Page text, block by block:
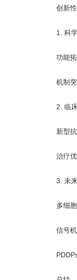
创新性
1. 科学
功能拓展
机制突破
2. 临床
新型抗生
治疗优化
3. 未来
多细胞器
信号机制
PDDPs